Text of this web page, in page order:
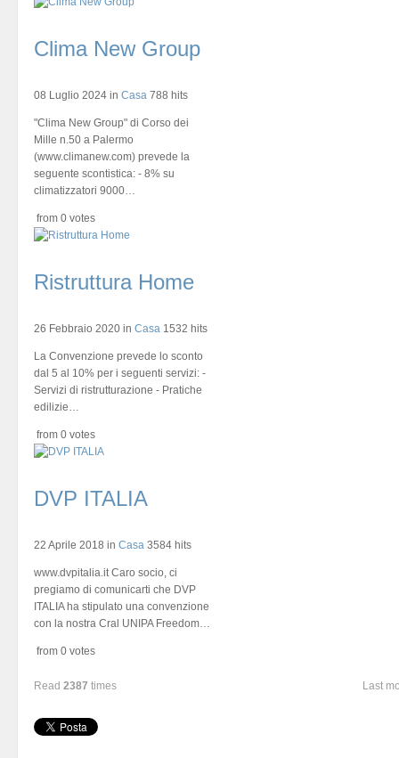
Clima New Group
08 Luglio 2024 in Casa 788 hits
"Clima New Group" di Corso dei
Mille n.50 a Palermo
(www.climanew.com) prevede la
seguente scontistica: - 8% su
climatizzatori 9000…
from 0 votes
Ristruttura Home
26 Febbraio 2020 in Casa 1532 hits
La Convenzione prevede lo sconto
dal 5 al 10% per i seguenti servizi: -
Servizi di ristrutturazione - Pratiche
edilizie…
from 0 votes
DVP ITALIA
22 Aprile 2018 in Casa 3584 hits
www.dvpitalia.it Caro socio, ci
pregiamo di comunicarti che DVP
ITALIA ha stipulato una convenzione
con la nostra Cral UNIPA Freedom…
from 0 votes
Read 2387 times Last